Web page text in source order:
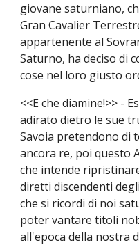
giovane saturniano,
Gran Cavalier
appartenente al
Saturno, ha deciso di
cose nel loro giusto
<<E che diamine!>> -
adirato dietro le sue
Savoia pretendono di
ancora re, poi questo
che intende
diretti discendenti
che si ricordi di noi
poter vantare titoli
all'epoca della nostra